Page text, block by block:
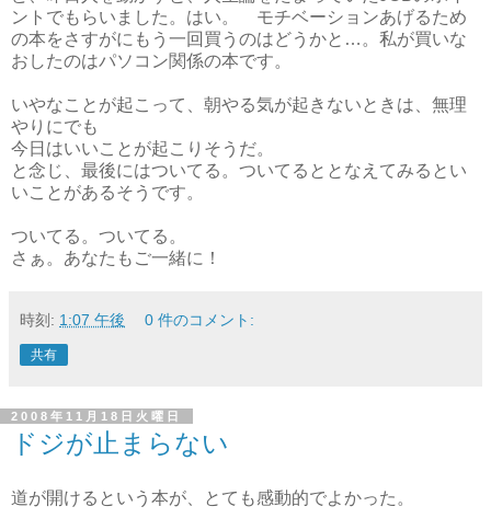
ントでもらいました。はい。 モチベーションあげるため
の本をさすがにもう一回買うのはどうかと…。私が買いな
おしたのはパソコン関係の本です。
いやなことが起こって、朝やる気が起きないときは、無理
やりにでも
今日はいいことが起こりそうだ。
と念じ、最後にはついてる。ついてるととなえてみるとい
いことがあるそうです。
ついてる。ついてる。
さぁ。あなたもご一緒に！
時刻: 1:07 午後 0 件のコメント:
共有
2008年11月18日火曜日
ドジが止まらない
道が開けるという本が、とても感動的でよかった。